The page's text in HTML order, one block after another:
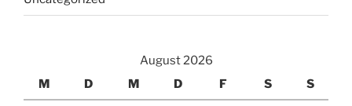
August 2026
M
D M D F S S